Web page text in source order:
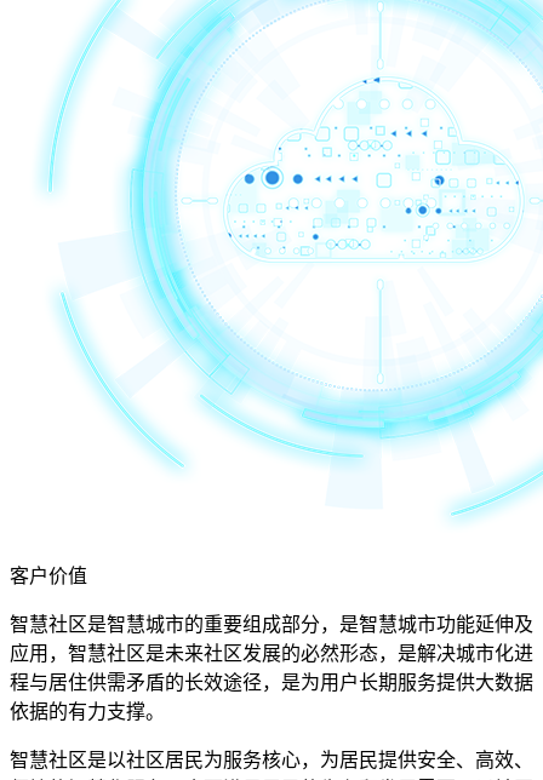
客户价值
智慧社区是智慧城市的重要组成部分，是智慧城市功能延伸及
应用，智慧社区是未来社区发展的必然形态，是解决城市化进
程与居住供需矛盾的长效途径，是为用户长期服务提供大数据
依据的有力支撑。
智慧社区是以社区居民为服务核心，为居民提供安全、高效、